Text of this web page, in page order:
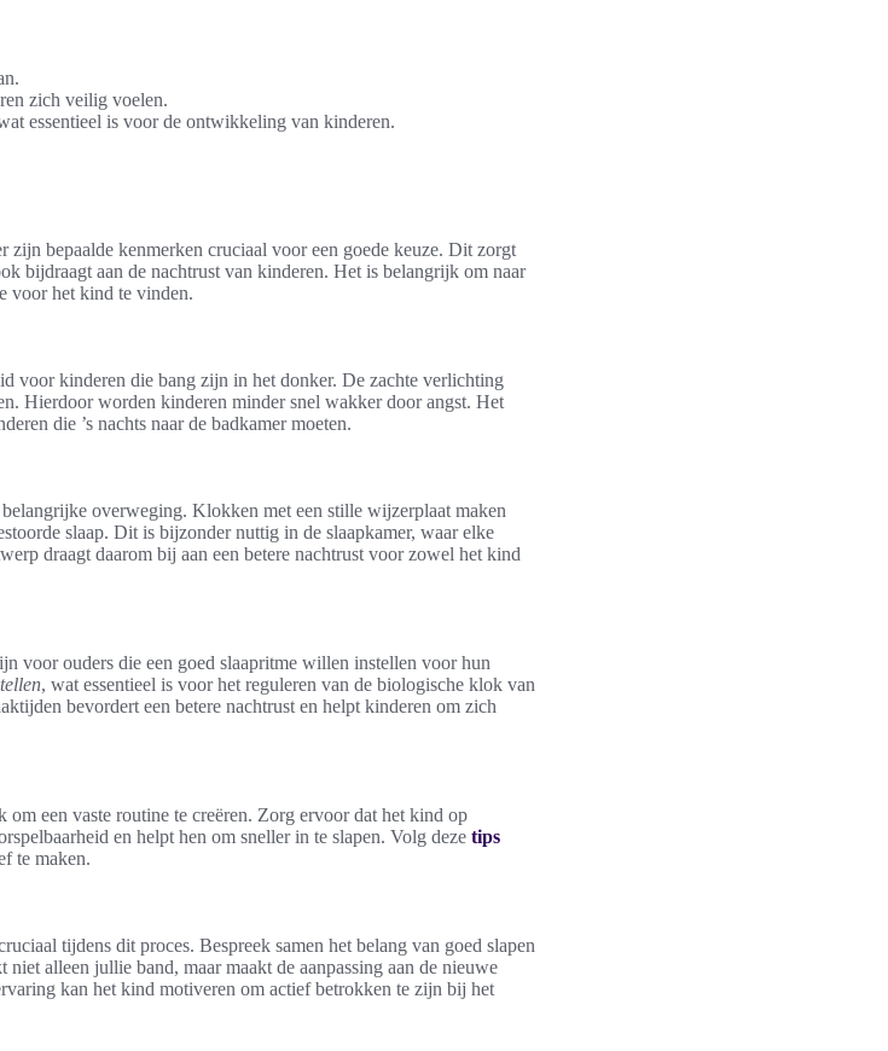
zich veilig voelen.
essentieel is voor de ontwikkeling van kinderen.
bepaalde kenmerken cruciaal voor een goede keuze. Dit zorgt
bijdraagt aan de nachtrust van kinderen. Het is belangrijk om naar
voor het kind te vinden.
voor kinderen die bang zijn in het donker. De zachte verlichting
Hierdoor worden kinderen minder snel wakker door angst. Het
die ’s nachts naar de badkamer moeten.
overweging. Klokken met een stille wijzerplaat maken
slaap. Dit is bijzonder nuttig in de slaapkamer, waar elke
draagt daarom bij aan een betere nachtrust voor zowel het kind
voor ouders die een goed slaapritme willen instellen voor hun
, wat essentieel is voor het reguleren van de biologische klok van
bevordert een betere nachtrust en helpt kinderen om zich
een vaste routine te creëren. Zorg ervoor dat het kind op
en helpt hen om sneller in te slapen. Volg deze tips
te maken.
tijdens dit proces. Bespreek samen het belang van goed slapen
alleen jullie band, maar maakt de aanpassing aan de nieuwe
kan het kind motiveren om actief betrokken te zijn bij het